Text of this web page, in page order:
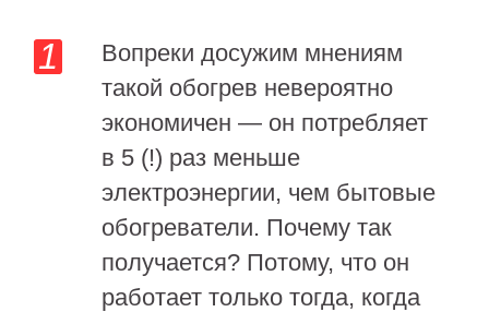
Вопреки досужим мнениям
такой обогрев невероятно
экономичен — он потребляет
в 5 (!) раз меньше
электроэнергии, чем бытовые
обогреватели. Почему так
получается? Потому, что он
работает только тогда, когда